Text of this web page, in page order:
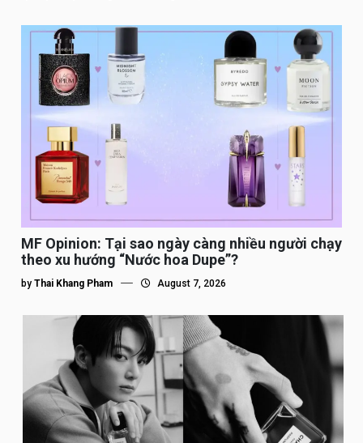
MF Opinion: Tại sao ngày càng nhiều người chạy
theo xu hướng “Nước hoa Dupe”?
by Thai Khang Pham August 7, 2026